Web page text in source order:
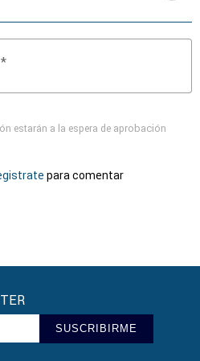
estarán a la espera de aprobación
para comentar
SUSCRIBIRME